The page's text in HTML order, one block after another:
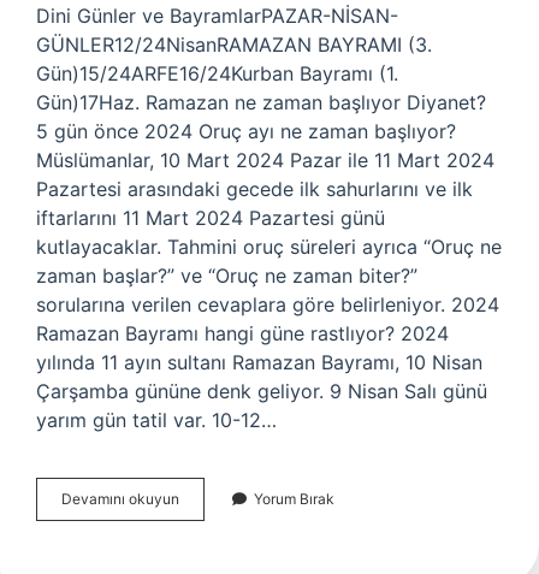
Dini Günler ve BayramlarPAZAR-NİSAN-
GÜNLER12/24NisanRAMAZAN BAYRAMI (3.
Gün)15/24ARFE16/24Kurban Bayramı (1.
Gün)17Haz. Ramazan ne zaman başlıyor Diyanet?
5 gün önce 2024 Oruç ayı ne zaman başlıyor?
Müslümanlar, 10 Mart 2024 Pazar ile 11 Mart 2024
Pazartesi arasındaki gecede ilk sahurlarını ve ilk
iftarlarını 11 Mart 2024 Pazartesi günü
kutlayacaklar. Tahmini oruç süreleri ayrıca “Oruç ne
zaman başlar?” ve “Oruç ne zaman biter?”
sorularına verilen cevaplara göre belirleniyor. 2024
Ramazan Bayramı hangi güne rastlıyor? 2024
yılında 11 ayın sultanı Ramazan Bayramı, 10 Nisan
Çarşamba gününe denk geliyor. 9 Nisan Salı günü
yarım gün tatil var. 10-12…
Devamını okuyun
Ramazan
Yorum Bırak